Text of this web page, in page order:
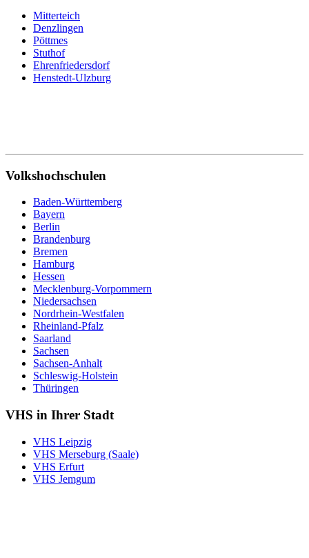
Mitterteich
Denzlingen
Pöttmes
Stuthof
Ehrenfriedersdorf
Henstedt-Ulzburg
Volkshochschulen
Baden-Württemberg
Bayern
Berlin
Brandenburg
Bremen
Hamburg
Hessen
Mecklenburg-Vorpommern
Niedersachsen
Nordrhein-Westfalen
Rheinland-Pfalz
Saarland
Sachsen
Sachsen-Anhalt
Schleswig-Holstein
Thüringen
VHS in Ihrer Stadt
VHS Leipzig
VHS Merseburg (Saale)
VHS Erfurt
VHS Jemgum